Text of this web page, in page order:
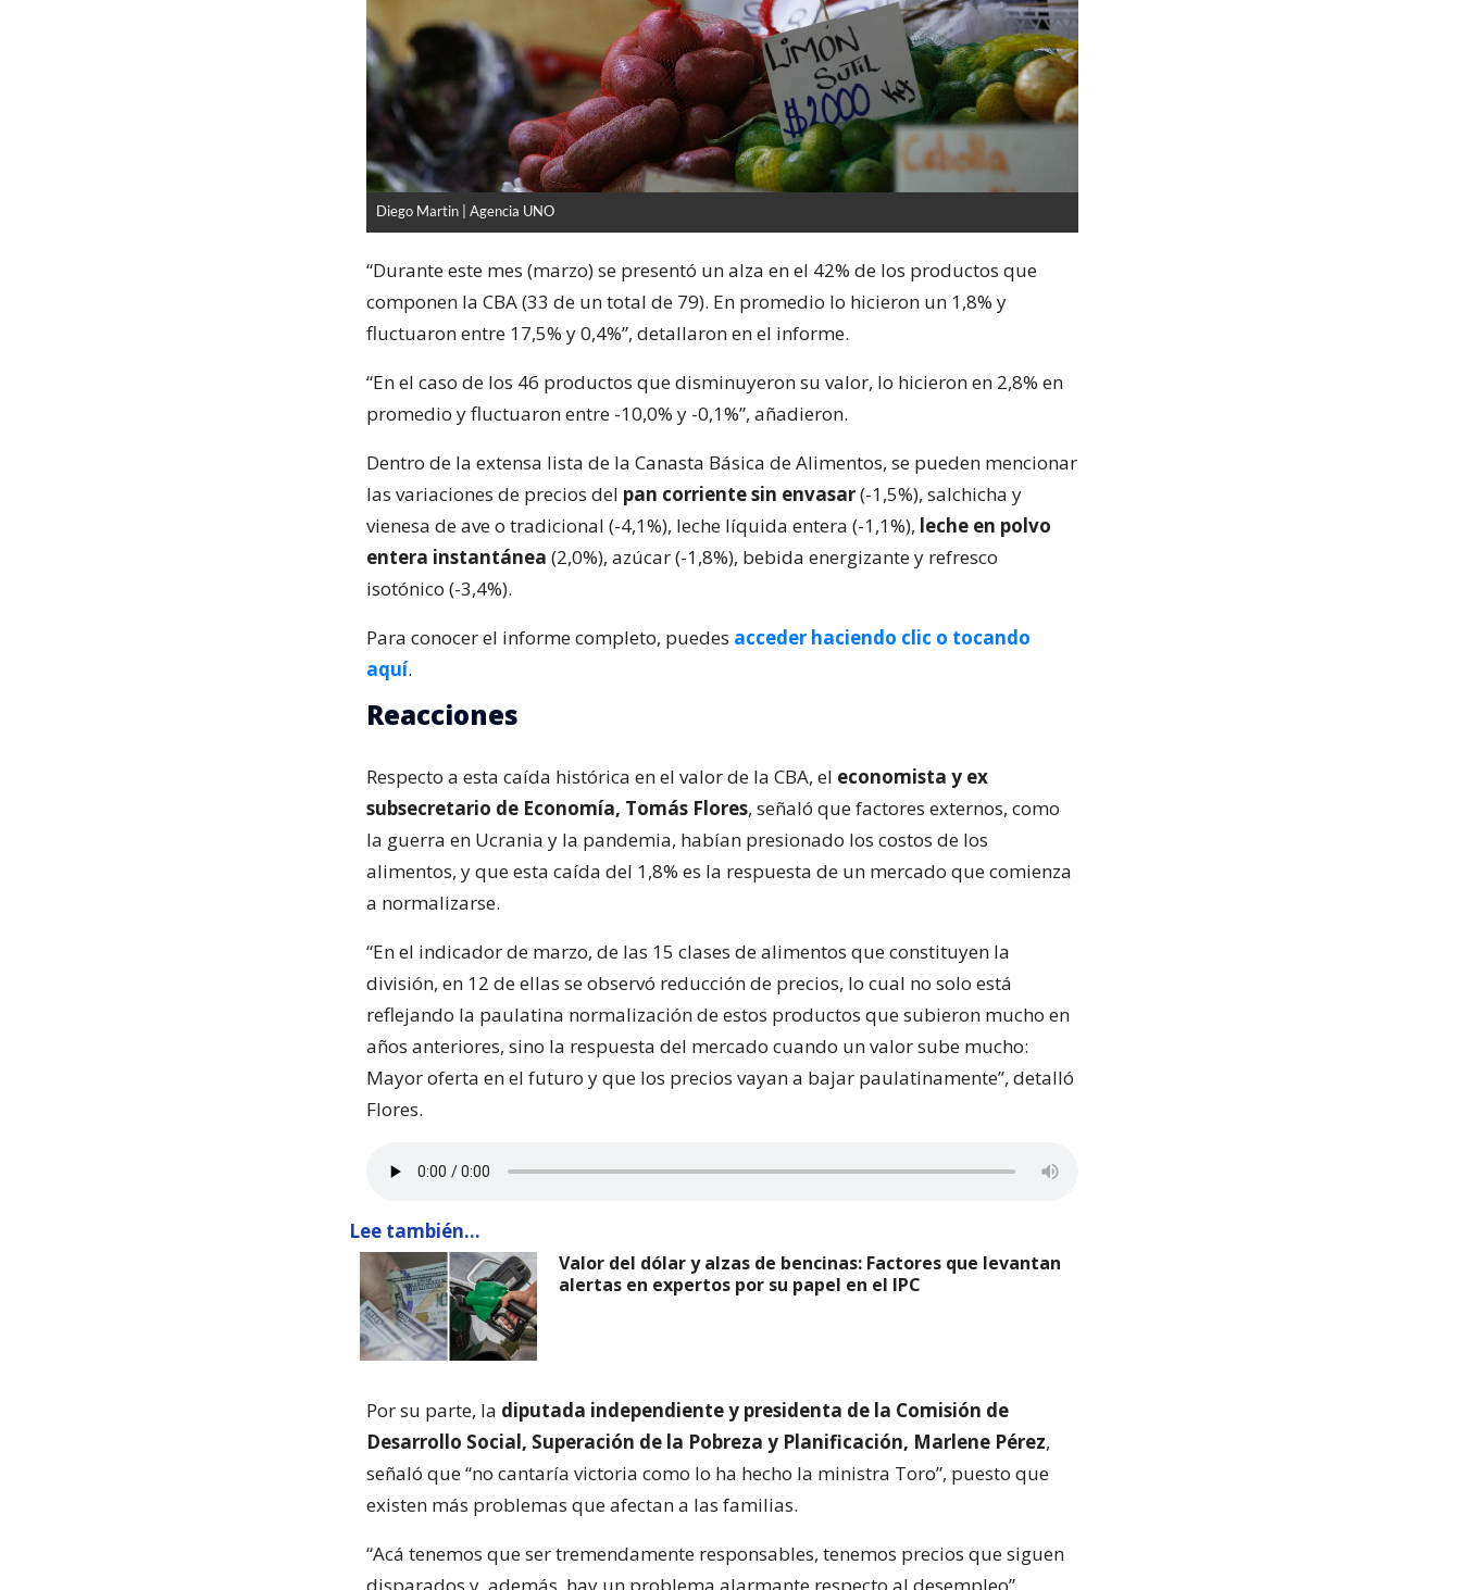
Diego Martin | Agencia UNO
“Durante este mes (marzo) se presentó un alza en el 42% de los productos que
componen la CBA (33 de un total de 79). En promedio lo hicieron un 1,8% y
fluctuaron entre 17,5% y 0,4%”, detallaron en el informe.
“En el caso de los 46 productos que disminuyeron su valor, lo hicieron en 2,8% en
promedio y fluctuaron entre -10,0% y -0,1%”, añadieron.
Dentro de la extensa lista de la Canasta Básica de Alimentos, se pueden mencionar
las variaciones de precios del pan corriente sin envasar(-1,5%), salchicha y
vienesa de ave o tradicional (-4,1%), leche líquida entera (-1,1%), leche en polvo
entera instantánea (2,0%), azúcar (-1,8%), bebida energizante y refresco
isotónico (-3,4%).
Para conocer el informe completo, puedes acceder haciendo clic o tocando
aquí.
Reacciones
Respecto a esta caída histórica en el valor de la CBA, el economista y ex
subsecretario de Economía, Tomás Flores, señaló que factores externos, como
la guerra en Ucrania y la pandemia, habían presionado los costos de los
alimentos, y que esta caída del 1,8% es la respuesta de un mercado que comienza
a normalizarse.
“En el indicador de marzo, de las 15 clases de alimentos que constituyen la
división, en 12 de ellas se observó reducción de precios, lo cual no solo está
reflejando la paulatina normalización de estos productos que subieron mucho en
años anteriores, sino la respuesta del mercado cuando un valor sube mucho:
Mayor oferta en el futuro y que los precios vayan a bajar paulatinamente”, detalló
Flores.
Lee también...
Valor del dólar y alzas de bencinas: Factores que levantan
alertas en expertos por su papel en el IPC
Por su parte, la diputada independiente y presidenta de la Comisión de
Desarrollo Social, Superación de la Pobreza y Planificación, Marlene Pérez,
señaló que “no cantaría victoria como lo ha hecho la ministra Toro”, puesto que
existen más problemas que afectan a las familias.
“Acá tenemos que ser tremendamente responsables, tenemos precios que siguen